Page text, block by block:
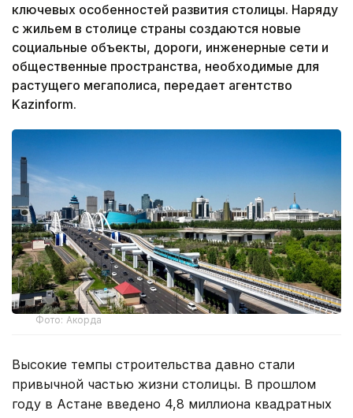
ключевых особенностей развития столицы. Наряду
с жильем в столице страны создаются новые
социальные объекты, дороги, инженерные сети и
общественные пространства, необходимые для
растущего мегаполиса, передает агентство
Kazinform.
Фото: Акорда
Высокие темпы строительства давно стали
привычной частью жизни столицы. В прошлом
году в Астане введено 4,8 миллиона квадратных